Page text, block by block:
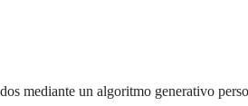
mediante un algoritmo generativo